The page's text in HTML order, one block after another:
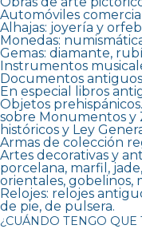
Automóviles
Alhajas: joyería y
Monedas:
Gemas: diamante,
Instrumentos
Documentos
En especial libros
Objetos
sobre Monumentos y
históricos y Ley
Armas de colección
Artes decorativas y
porcelana, marfil,
orientales, gobelinos,
Relojes: relojes
de pie, de pulsera.
¿CUÁNDO TENGO QUE